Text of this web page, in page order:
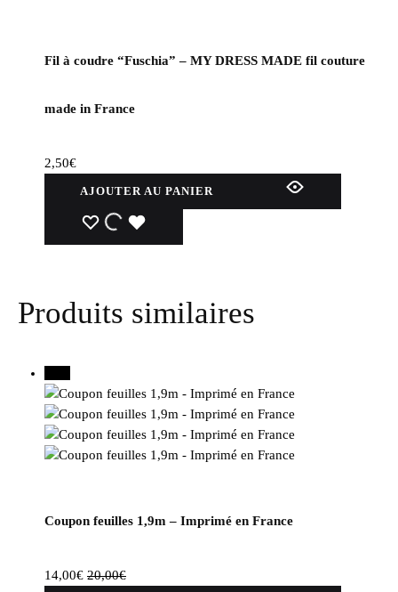
Fil à coudre “Fuschia” – MY DRESS MADE fil couture
made in France
2,50€
AJOUTER AU PANIER
WISHLIST
WISHLIST
Produits similaires
Coupon feuilles 1,9m – Imprimé en France
14,00€ 20,00€